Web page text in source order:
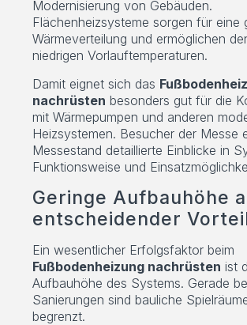
Modernisierung von Gebäuden.
Flächenheizsysteme sorgen für eine
Wärmeverteilung und ermöglichen
niedrigen Vorlauftemperaturen.
Damit eignet sich das
nachrüsten besonders gut für die
mit Wärmepumpen und anderen
Heizsystemen. Besucher der Messe
Messestand detaillierte Einblicke in
Funktionsweise und
Geringe Aufbauhöhe
entscheidender
Ein wesentlicher Erfolgsfaktor beim
Fußbodenheizung nachrüsten ist
Aufbauhöhe des Systems. Gerade
Sanierungen sind bauliche
begrenzt.